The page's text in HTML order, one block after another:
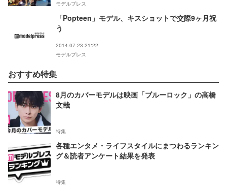
モデルプレス
「Popteen」モデル、キスショットで交際9ヶ月祝
う
2014.07.23 21:22
モデルプレス
おすすめ特集
8月のカバーモデルは映画「ブルーロック」の高橋
文哉
特集
各種エンタメ・ライフスタイルにまつわるランキン
グ＆読者アンケート結果を発表
特集